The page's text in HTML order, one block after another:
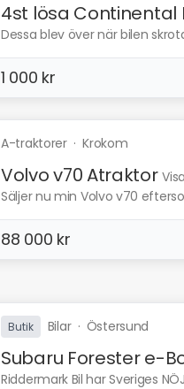
4st lösa Continental
Dessa blev över när bilen
1 000 kr
A-traktorer·Krokom
Volvo v70 Atraktor
Säljer nu min Volvo v70
88 000 kr
Butik Bilar· Östersund
Subaru Forester e-
Riddermark Bil har Sveriges